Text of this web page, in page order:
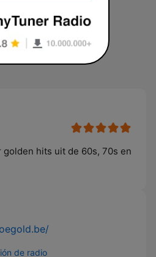
golden hits uit de 60s, 70s en
de radio